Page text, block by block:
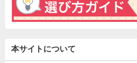
本サイトについて